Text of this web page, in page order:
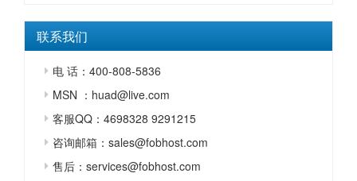
联系我们
电 话：400-808-5836
MSN ：huad@live.com
客服QQ：4698328 9291215
咨询邮箱：sales@fobhost.com
售后：services@fobhost.com